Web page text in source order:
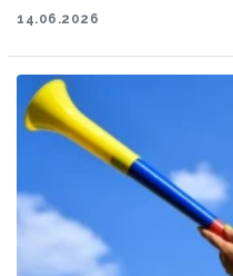
14.06.2026